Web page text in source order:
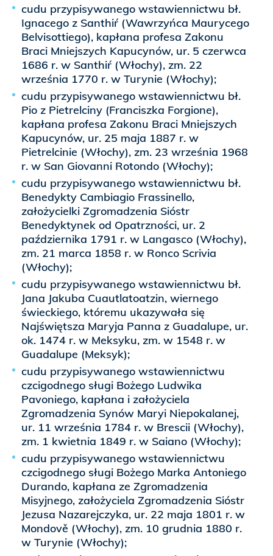
cudu przypisywanego wstawiennictwu bł.
Ignacego z Santhiŕ (Wawrzyńca Maurycego
Belvisottiego), kapłana profesa Zakonu
Braci Mniejszych Kapucynów, ur. 5 czerwca
1686 r. w Santhiŕ (Włochy), zm. 22
września 1770 r. w Turynie (Włochy);
cudu przypisywanego wstawiennictwu bł.
Pio z Pietrelciny (Franciszka Forgione),
kapłana profesa Zakonu Braci Mniejszych
Kapucynów, ur. 25 maja 1887 r. w
Pietrelcinie (Włochy), zm. 23 września 1968
r. w San Giovanni Rotondo (Włochy);
cudu przypisywanego wstawiennictwu bł.
Benedykty Cambiagio Frassinello,
założycielki Zgromadzenia Sióstr
Benedyktynek od Opatrzności, ur. 2
października 1791 r. w Langasco (Włochy),
zm. 21 marca 1858 r. w Ronco Scrivia
(Włochy);
cudu przypisywanego wstawiennictwu bł.
Jana Jakuba Cuautlatoatzin, wiernego
świeckiego, któremu ukazywała się
Najświętsza Maryja Panna z Guadalupe, ur.
ok. 1474 r. w Meksyku, zm. w 1548 r. w
Guadalupe (Meksyk);
cudu przypisywanego wstawiennictwu
czcigodnego sługi Bożego Ludwika
Pavoniego, kapłana i założyciela
Zgromadzenia Synów Maryi Niepokalanej,
ur. 11 września 1784 r. w Brescii (Włochy),
zm. 1 kwietnia 1849 r. w Saiano (Włochy);
cudu przypisywanego wstawiennictwu
czcigodnego sługi Bożego Marka Antoniego
Durando, kapłana ze Zgromadzenia
Misyjnego, założyciela Zgromadzenia Sióstr
Jezusa Nazarejczyka, ur. 22 maja 1801 r. w
Mondově (Włochy), zm. 10 grudnia 1880 r.
w Turynie (Włochy);